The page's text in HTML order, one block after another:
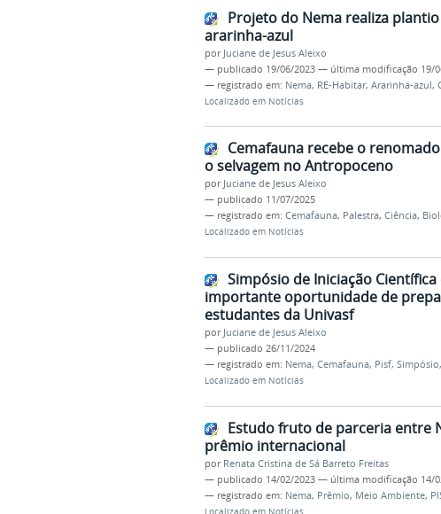
Projeto do Nema realiza
ararinha-azul
por Juciane de Jesus Aleixo
— publicado 19/06/2023 — última modificação 19/
— registrado em: Nema, RE-Habitar, Ararinha-azul,
Localizado em Notícias
Cemafauna recebe o
o selvagem no Antropoceno
por Juciane de Jesus Aleixo
— publicado 11/07/2025
— registrado em: Cemafauna, Palestra, Ciência,
Localizado em Notícias
Simpósio de Iniciação
importante oportunidade de
estudantes da Univasf
por Juciane de Jesus Aleixo
— publicado 26/11/2024
— registrado em: Nema, Cemafauna, Pisf, Simpósio,
Localizado em Notícias
Estudo fruto de parceria entre
prêmio internacional
por Renata Cristina de Sá Barreto Freitas
— publicado 14/02/2023 — última modificação 14/
— registrado em: Nema, Prêmio, Meio Ambiente,
Localizado em Notícias